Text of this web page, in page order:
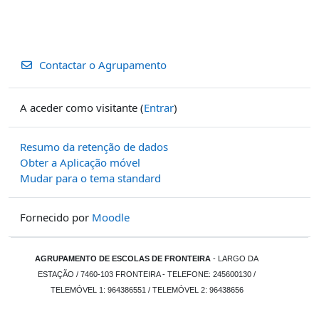
Contactar o Agrupamento
A aceder como visitante (Entrar)
Resumo da retenção de dados
Obter a Aplicação móvel
Mudar para o tema standard
Fornecido por Moodle
AGRUPAMENTO DE ESCOLAS DE FRONTEIRA - LARGO DA
ESTAÇÃO / 7460-103 FRONTEIRA - TELEFONE: 245600130 /
TELEMÓVEL 1: 964386551 / TELEMÓVEL 2: 96438656